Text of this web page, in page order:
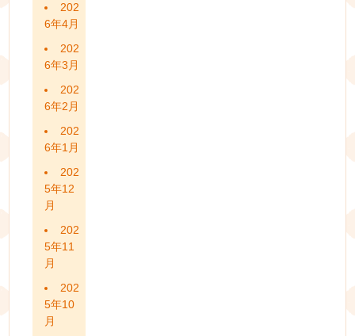
202
6年4月
202
6年3月
202
6年2月
202
6年1月
202
5年12
月
202
5年11
月
202
5年10
月